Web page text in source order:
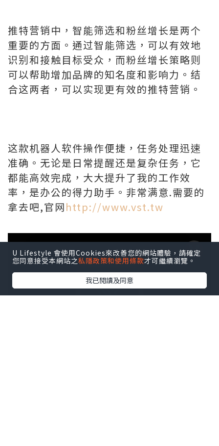
推特营销中，智能筛选和粉丝增长是两个
重要的方面。通过智能筛选，可以有效地
识别和接触目标受众，而粉丝增长策略则
可以帮助增加品牌的知名度和影响力。结
合这两者，可以实现更有效的推特营销。
这款机器人软件操作便捷，任务处理迅速
准确。无论是日常提醒还是复杂任务，它
都能高效完成，大大提升了我的工作效
率，是办公的得力助手。非常满意.需要的
拿去吧,官网http://www.vst.tw
U Lifestyle 會使用Cookies來改善您的網站體驗，請確定
您同意接受本網站之私隱政策和使用條款才可繼續瀏覽。
我已閱讀及同意